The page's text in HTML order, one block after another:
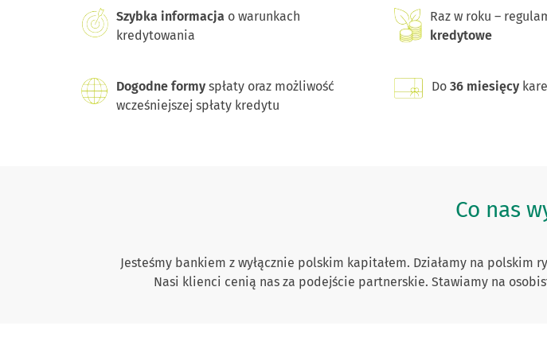
Szybka informacja o warunkach
kredytowania
Raz w roku –
kredytowe
Dogodne formy spłaty oraz możliwość
wcześniejszej spłaty kredytu
Do36 miesięcy
Co nas
Jesteśmy bankiem z wyłącznie polskim kapitałem. Działamy na
Nasi klienci cenią nas za podejście partnerskie. Stawiamy na